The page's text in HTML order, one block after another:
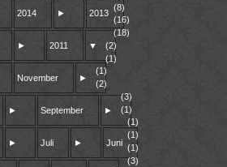
2014 ► 2013
(8)
► 2011
(16)
▼
(18)
November
(2)
►
(1)
► September
(1)
►
(2)
► Juli
(3)
► Juni
(1)
(1)
(1)
(1)
(3)